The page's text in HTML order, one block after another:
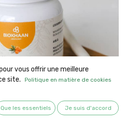
vous offrir une meilleure
site.
Politique en matière de cookies
Que les essentiels Je suis d'accord